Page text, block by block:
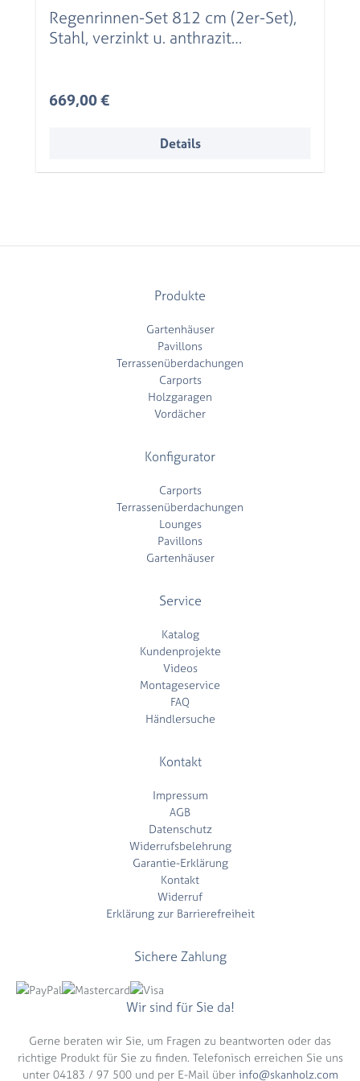
Regenrinnen-Set 812 cm (2er-Set),
Stahl, verzinkt u. anthrazit
Regulärer Preis:
669,00 €
Details
Produkte
Gartenhäuser
Pavillons
Terrassenüberdachungen
Carports
Holzgaragen
Vordächer
Konfigurator
Carports
Terrassenüberdachungen
Lounges
Pavillons
Gartenhäuser
Service
Katalog
Kundenprojekte
Videos
Montageservice
FAQ
Händlersuche
Kontakt
Impressum
AGB
Datenschutz
Widerrufsbelehrung
Garantie-Erklärung
Kontakt
Widerruf
Erklärung zur Barrierefreiheit
Sichere Zahlung
Wir sind für Sie da!
Gerne beraten wir Sie, um Fragen zu beantworten oder das
richtige Produkt für Sie zu finden. Telefonisch erreichen Sie uns
unter 04183 / 97 500 und per E-Mail über info@skanholz.com